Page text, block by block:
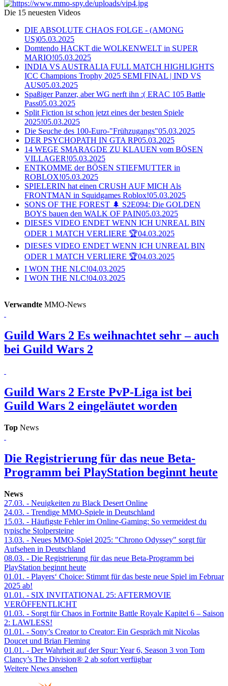
Die 15 neuesten Videos
DIE ABSOLUTE CHAOS FOLGE - (AMONG
US)05.03.2025
Domtendo HACKT die WOLKENWELT in SUPER
MARIO!05.03.2025
INDIA VS AUSTRALIA FULL MATCH HIGHLIGHTS
ICC Champions Trophy 2025 SEMI FINAL | IND VS
AUS05.03.2025
Spaßiger Panzer, aber WG nerft ihn :( ERAC 105 Battle
Pass05.03.2025
Split Fiction ist schon jetzt eines der besten Spiele
2025!05.03.2025
Die Seuche des 100-Euro-"Frühzugangs"05.03.2025
DER PSYCHOPATH IN GTA RP05.03.2025
14 WEGE SMARAGDE ZU KLAUEN vom BÖSEN
VILLAGER!05.03.2025
ENTKOMME der BÖSEN STIEFMUTTER in
ROBLOX!05.03.2025
SPIELERIN hat einen CRUSH AUF MICH Als
FRONTMAN in Squidgames Roblox!05.03.2025
SONS OF THE FOREST 🌲 S2E094: Die GOLDEN
BOYS bauen den WALK OF PAIN05.03.2025
DIESES VIDEO ENDET WENN ICH UNREAL BIN
ODER 1 MATCH VERLIERE 🏆04.03.2025
DIESES VIDEO ENDET WENN ICH UNREAL BIN
ODER 1 MATCH VERLIERE 🏆04.03.2025
I WON THE NLC!04.03.2025
I WON THE NLC!04.03.2025
Verwandte MMO-News
Guild Wars 2 Es weihnachtet sehr – auch
bei Guild Wars 2
Guild Wars 2 Erste PvP-Liga ist bei
Guild Wars 2 eingeläutet worden
Top News
Die Registrierung für das neue Beta-
Programm bei PlayStation beginnt heute
News
27.03. - Neuigkeiten zu Black Desert Online
24.03. - Trendige MMO-Spiele in Deutschland
15.03. - Häufigste Fehler im Online-Gaming: So vermeidest du
typische Stolpersteine
13.03. - Neues MMO-Spiel 2025: "Chrono Odyssey" sorgt für
Aufsehen in Deutschland
08.03. - Die Registrierung für das neue Beta-Programm bei
PlayStation beginnt heute
01.01. - Players‘ Choice: Stimmt für das beste neue Spiel im Februar
2025 ab!
01.01. - SIX INVITATIONAL 25: AFTERMOVIE
VERÖFFENTLICHT
01.03. - Sorgt für Chaos in Fortnite Battle Royale Kapitel 6 – Saison
2: LAWLESS!
01.01. - Sony’s Creator to Creator: Ein Gespräch mit Nicolas
Doucet und Brian Fleming
01.01. - Der Wahrheit auf der Spur: Year 6, Season 3 von Tom
Clancy’s The Division® 2 ab sofort verfügbar
Weitere News ansehen